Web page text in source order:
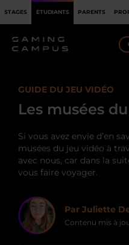
STAGES ÉTUDIANTS PARENTS
GUIDE DU JEU VIDÉO
Les musées
Si vous avez envie d’en
musées du jeu vidéo à
avec nous, car dans la
vous faire voyager.
Par Juliette
Contenu mis à